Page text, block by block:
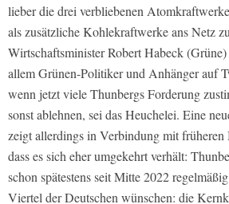
lieber die drei verbliebenen
als zusätzliche Kohlekraftwerke ans Netz
Wirtschaftsminister Robert Habeck
allem Grünen-Politiker und Anhänger auf
wenn jetzt viele Thunbergs Forderung
sonst ablehnen, sei das Heuchelei. Eine
zeigt allerdings in Verbindung mit früheren
dass es sich eher umgekehrt verhält:
schon spätestens seit Mitte 2022
Viertel der Deutschen wünschen: die